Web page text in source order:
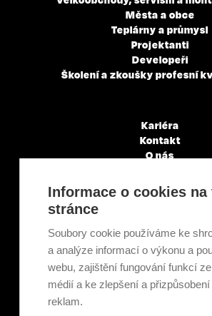
Města a obce
Teplárny a průmysl
Projektanti
Developeři
Školení a zkoušky profesní
Kariéra
Kontakt
O nás
Články a novinky
GDPR & Cookies
Ekologická
Projekty EU
Intranet - Přihlášení
Přihlášení
Informace o cookies na
stránce
Soubory cookie používáme ke
a analýze informací o výkonu a
webu, zajištění fungování funkcí
médií a ke zlepšení a
reklam.